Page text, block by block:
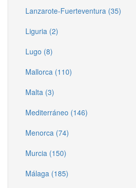
Lanzarote-Fuerteventura (35)
Liguria (2)
Lugo (8)
Mallorca (110)
Malta (3)
Mediterráneo (146)
Menorca (74)
Murcia (150)
Málaga (185)